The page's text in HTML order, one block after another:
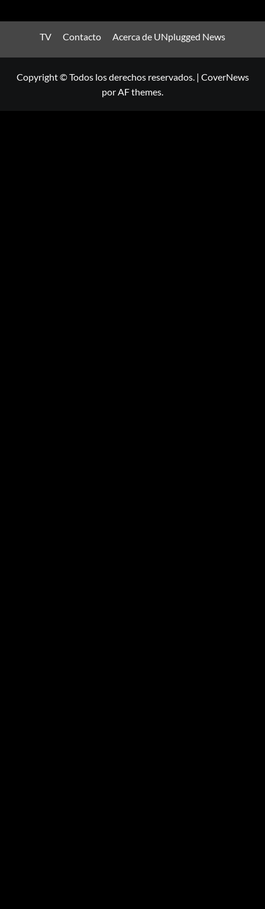
TV Contacto Acerca de UNplugged News
Copyright © Todos los derechos reservados. | CoverNews
por AF themes.